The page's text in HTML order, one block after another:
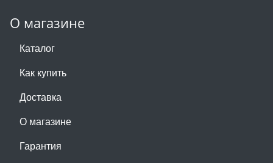
О магазине
Каталог
Как купить
Доставка
О магазине
Гарантия